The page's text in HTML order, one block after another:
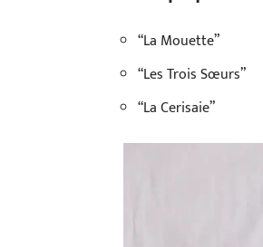
“La Mouette”
“Les Trois Sœurs”
“La Cerisaie”